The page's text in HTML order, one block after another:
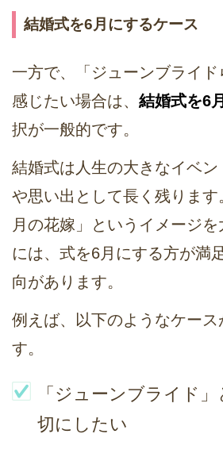
結婚式を6月にするケース
一方で、「ジューンブライド
感じたい場合は、 結婚式を6
択が一般的です。
結婚式は人生の大きなイベ
や思い出として長く残りま
月の花嫁」というイメージ
には、式を6月にする方が満
向があります。
例えば、以下のようなケース
す。
「ジューンブライド
切にしたい